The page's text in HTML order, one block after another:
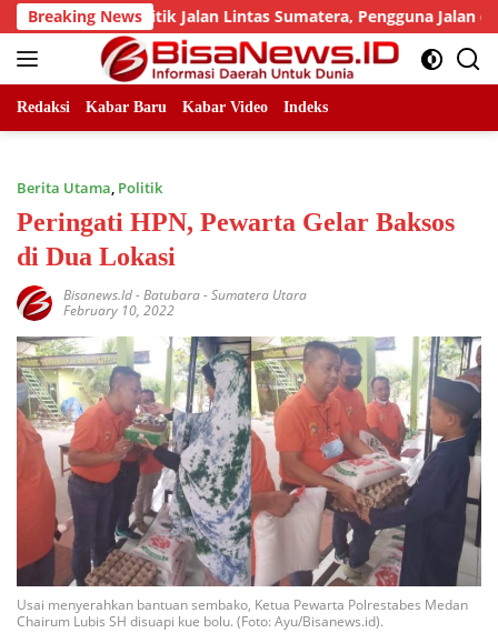
Skip
to
content
Breaking News
Titik Jalan Lintas Sumatera, Pengguna Jalan diimbau
Redaksi Kabar Baru Kabar Video Indeks
Berita Utama, Politik
Peringati HPN, Pewarta Gelar Baksos
di Dua Lokasi
Bisanews.id-Batubara - Sumatera Utara
February 10, 2022
Usai menyerahkan bantuan sembako, Ketua Pewarta Polrestabes Medan
Chairum Lubis SH disuapi kue bolu. (Foto: Ayu/Bisanews.id).